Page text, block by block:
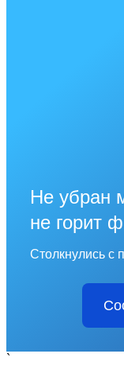
Не убран
не горит
Столкнулись с
`